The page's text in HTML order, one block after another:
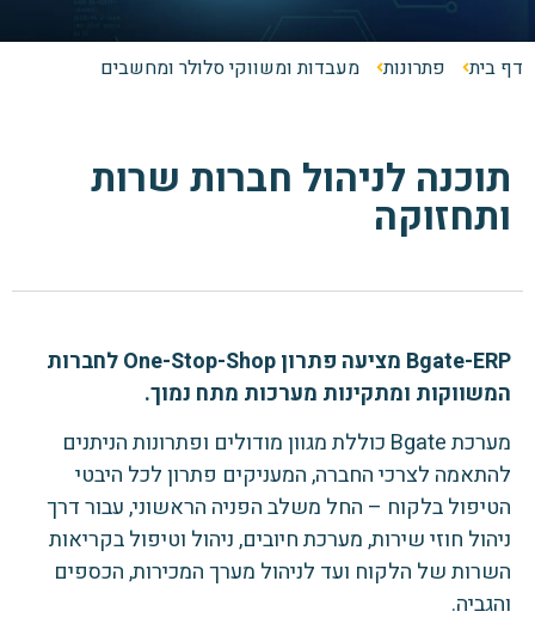
דף בית פתרונות מעבדות ומשווקי סלולר ומחשבים
תוכנה לניהול חברות שרות
ותחזוקה
Bgate-ERP מציעה פתרון One-Stop-Shop לחברות
המשווקות ומתקינות מערכות מתח נמוך.
מערכת Bgate כוללת מגוון מודולים ופתרונות הניתנים
להתאמה לצרכי החברה, המעניקים פתרון לכל היבטי
הטיפול בלקוח – החל משלב הפניה הראשוני, עבור דרך
ניהול חוזי שירות, מערכת חיובים, ניהול וטיפול בקריאות
השרות של הלקוח ועד לניהול מערך המכירות, הכספים
והגביה.